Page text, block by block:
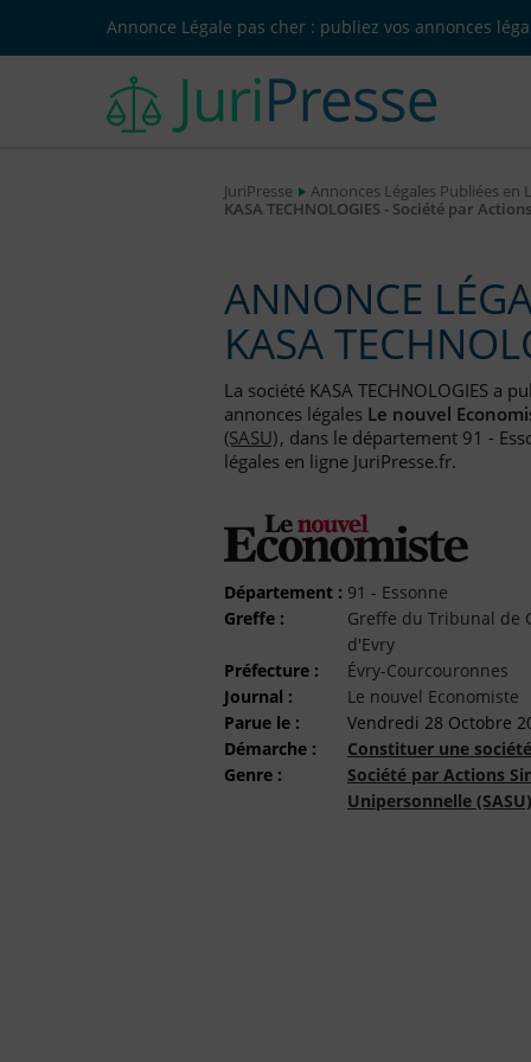
Annonce Légale pas cher : publiez vos annonces
JuriPresse
Annonces Légales Publiées en
KASA TECHNOLOGIES - Société par
ANNONCE
KASA
La société KASA TECHNOLOGIES a
annonces légales Le nouvel
(SASU), dans le département 91 -
légales en ligne JuriPresse.fr.
Département : 91 - Essonne
Greffe :
Greffe du Tribunal de
d'Evry
Préfecture :
Évry-Courcouronnes
Journal :
Le nouvel Economiste
Parue le :
Vendredi 28 Octobre
Démarche :
Constituer une société
Genre :
Société par Actions
Unipersonnelle (SASU)